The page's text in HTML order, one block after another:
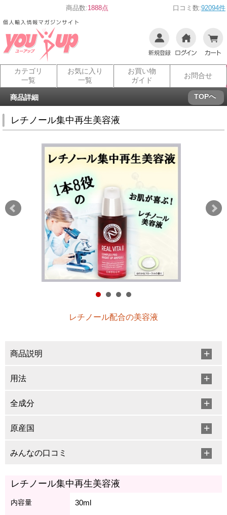
商品数:1888点 口コミ数:92094件
カテゴリ
一覧
お気に入り
一覧
お買い物
ガイド
お問合せ
商品詳細 TOPへ
レチノール集中再生美容液
レチノール配合の美容液
商品説明
用法
全成分
原産国
みんなの口コミ
レチノール集中再生美容液
内容量 30ml